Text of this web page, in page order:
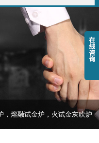
，熔融试金炉，火试金灰吹炉